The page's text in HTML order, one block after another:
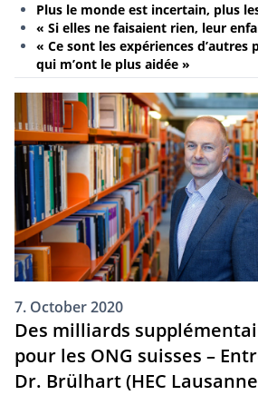
Plus le monde est incertain, plus
« Si elles ne faisaient rien, leur
« Ce sont les expériences d’autres
qui m’ont le plus aidée »
7. October 2020
Des milliards
pour les ONG suisses –
Dr. Brülhart (HEC